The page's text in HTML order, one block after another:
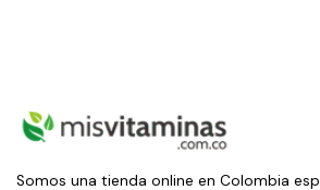
Somos una tienda online en Colombia